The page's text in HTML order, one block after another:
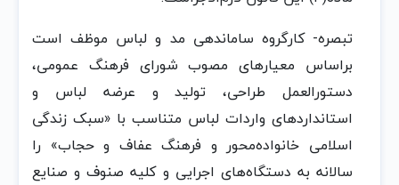
تبصره‌- کارگروه‌ ساماندهی‌ مد و لباس‌ موظف‌ است‌
براساس‌ معیارهای مصوب‌ شورای فرهنگ‌ عمومی‌،
دستورالعمل‌ طراحی‌، تولید و عرضه‌ لباس‌ و
استانداردهای واردات‌ لباس‌ متناسب‌ با «سبک‌ زندگی‌
اسلامی‌ خانواده‌محور و فرهنگ‌ عفاف‌ و حجاب‌» را
سالانه‌ به‌ دستگاه‌های اجرایی‌ و کلیه‌ صنوف‌ و صنایع‌